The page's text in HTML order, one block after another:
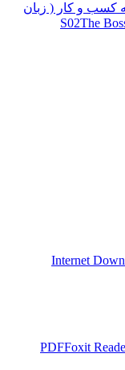
کسب و کار ( زبان
The
Internet
Foxit